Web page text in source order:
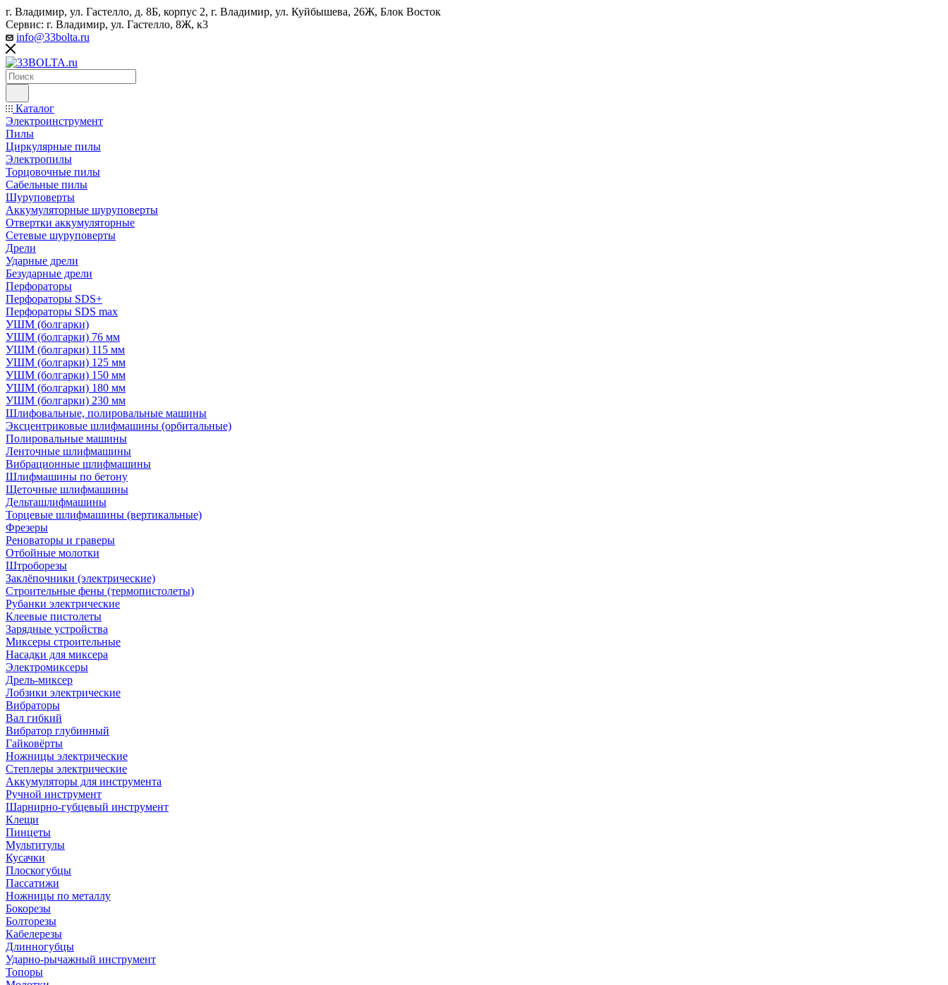
г. Владимир, ул. Гастелло, д. 8Б, корпус 2, г. Владимир, ул. ​Куйбышева, 26Ж, Блок Восток
Сервис: г. Владимир, ул. Гастелло, 8Ж, к3
info@33bolta.ru
Каталог
Электроинструмент
Пилы
Циркулярные пилы
Электропилы
Торцовочные пилы
Сабельные пилы
Шуруповерты
Аккумуляторные шуруповерты
Отвертки аккумуляторные
Сетевые шуруповерты
Дрели
Ударные дрели
Безударные дрели
Перфораторы
Перфораторы SDS+
Перфораторы SDS max
УШМ (болгарки)
УШМ (болгарки) 76 мм
УШМ (болгарки) 115 мм
УШМ (болгарки) 125 мм
УШМ (болгарки) 150 мм
УШМ (болгарки) 180 мм
УШМ (болгарки) 230 мм
Шлифовальные, полировальные машины
Эксцентриковые шлифмашины (орбитальные)
Полировальные машины
Ленточные шлифмашины
Вибрационные шлифмашины
Шлифмашины по бетону
Щеточные шлифмашины
Дельташлифмашины
Торцевые шлифмашины (вертикальные)
Фрезеры
Реноваторы и граверы
Отбойные молотки
Штроборезы
Заклёпочники (электрические)
Строительные фены (термопистолеты)
Рубанки электрические
Клеевые пистолеты
Зарядные устройства
Миксеры строительные
Насадки для миксера
Электромиксеры
Дрель-миксер
Лобзики электрические
Вибраторы
Вал гибкий
Вибратор глубинный
Гайковёрты
Ножницы электрические
Степлеры электрические
Аккумуляторы для инструмента
Ручной инструмент
Шарнирно-губцевый инструмент
Клещи
Пинцеты
Мультитулы
Кусачки
Плоскогубцы
Пассатижи
Ножницы по металлу
Бокорезы
Болторезы
Кабелерезы
Длинногубцы
Ударно-рычажный инструмент
Топоры